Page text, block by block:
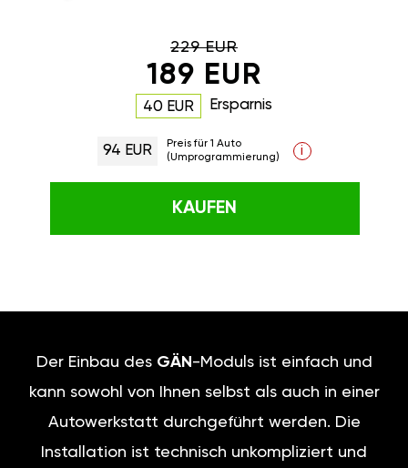
229 EUR
189 EUR
40 EUR Ersparnis
94 EUR
Preis für 1 Auto
(Umprogrammierung)
i
KAUFEN
Der Einbau des GÄN -Moduls ist einfach und
kann sowohl von Ihnen selbst als auch in einer
Autowerkstatt durchgeführt werden. Die
Installation ist technisch unkompliziert und